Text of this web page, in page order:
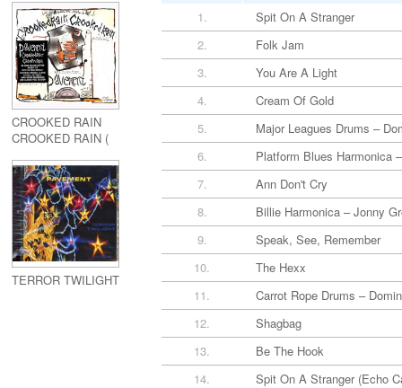
CROOKED RAIN
CROOKED RAIN (
TERROR TWILIGHT
1.
Spit On A Stranger
2.
Folk Jam
3.
You Are A Light
4.
Cream Of Gold
5.
Major Leagues Drums –
6.
Platform Blues Harmonica
7.
Ann Don't Cry
8.
Billie Harmonica – Jonny
9.
Speak, See, Remember
10.
The Hexx
11.
Carrot Rope Drums –
12.
Shagbag
13.
Be The Hook
14.
Spit On A Stranger (Echo